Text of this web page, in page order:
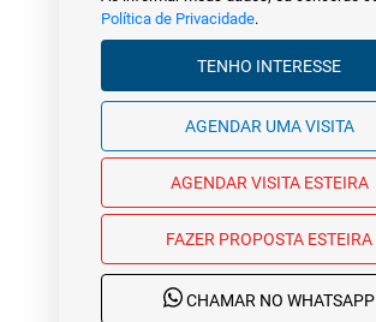
Política de Privacidade.
TENHO INTERESSE
AGENDAR UMA VISITA
AGENDAR VISITA ESTEIRA
FAZER PROPOSTA ESTEIRA
CHAMAR NO WHATSAPP